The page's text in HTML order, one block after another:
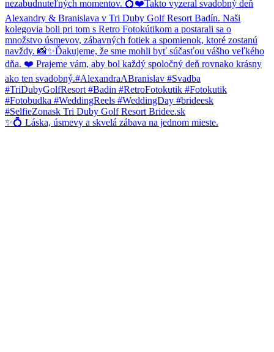
✨💍 Láska, úsmevy a skvelá zábava na jednom mieste.